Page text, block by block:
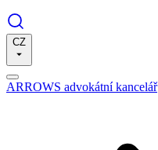
CZ
ARROWS advokátní kancelář